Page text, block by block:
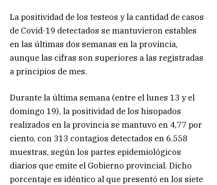
La positividad de los testeos y la cantidad de casos
de Covid-19 detectados se mantuvieron estables
en las últimas dos semanas en la provincia,
aunque las cifras son superiores a las registradas
a principios de mes.
Durante la última semana (entre el lunes 13 y el
domingo 19), la positividad de los hisopados
realizados en la provincia se mantuvo en 4,77 por
ciento, con 313 contagios detectados en 6.558
muestras, según los partes epidemiológicos
diarios que emite el Gobierno provincial. Dicho
porcentaje es idéntico al que presentó en los siete